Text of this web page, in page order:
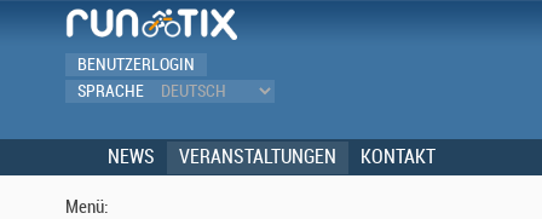
BENUTZERLOGIN
SPRACHE
NEWS VERANSTALTUNGEN KONTAKT
Menü: